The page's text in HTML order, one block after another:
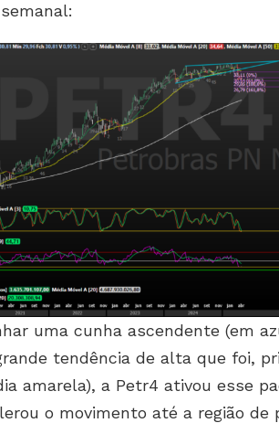
uma cunha ascendente (em
tendência de alta que foi,
amarela), a Petr4 ativou esse
o movimento até a região de